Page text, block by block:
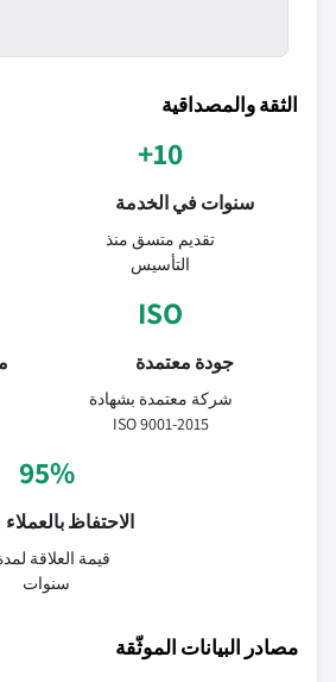
الثقة والمصداقية
10+
سنوات في الخدمة
تقديم متسق منذ
التأسيس
ISO
جودة معتمدة
شركة معتمدة بشهادة
ISO 9001-2015
95%
الاحتفاظ بالعملاء
سنوات
مصادر البيانات الموثّقة